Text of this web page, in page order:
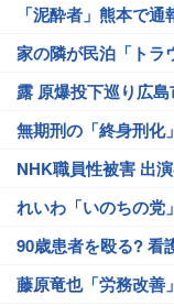
「泥酔者」熊本で
家の隣が民泊「トラ
露 原爆投下巡り広
無期刑の「終身刑化
NHK職員性被害 出
れいわ「いのちの党
90歳患者を殴る? 看
藤原竜也「労務改善